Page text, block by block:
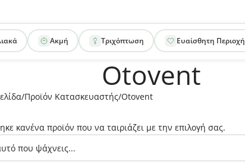
Ακμή Τριχόπτωση Ευαίσθητη Περιοχή
Otovent
Προϊόν Κατασκευαστής Otovent
κανένα προϊόν που να ταιριάζει με την επιλογή σας.